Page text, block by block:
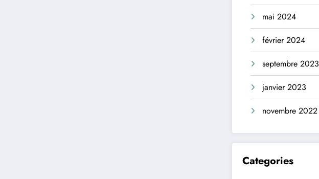
mai 2024
février 2024
septembre 2023
janvier 2023
novembre 2022
Categories